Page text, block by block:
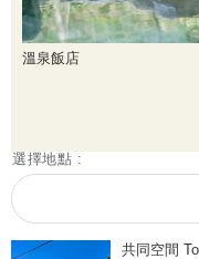
溫泉飯店
選擇地點 :
共同空間